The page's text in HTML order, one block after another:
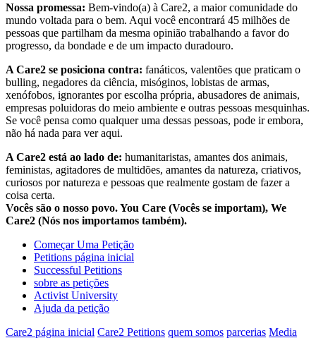
Nossa promessa: Bem-vindo(a) à Care2, a maior comunidade do
mundo voltada para o bem. Aqui você encontrará 45 milhões de
pessoas que partilham da mesma opinião trabalhando a favor do
progresso, da bondade e de um impacto duradouro.
A Care2 se posiciona contra: fanáticos, valentões que praticam o
bulling, negadores da ciência, misóginos, lobistas de armas,
xenófobos, ignorantes por escolha própria, abusadores de animais,
empresas poluidoras do meio ambiente e outras pessoas mesquinhas.
Se você pensa como qualquer uma dessas pessoas, pode ir embora,
não há nada para ver aqui.
A Care2 está ao lado de: humanitaristas, amantes dos animais,
feministas, agitadores de multidões, amantes da natureza, criativos,
curiosos por natureza e pessoas que realmente gostam de fazer a
coisa certa.
Vocês são o nosso povo. You Care (Vocês se importam), We
Care2 (Nós nos importamos também).
Começar Uma Petição
Petitions página inicial
Successful Petitions
sobre as petições
Activist University
Ajuda da petição
Care2 página inicial Care2 Petitions quem somos parcerias Media